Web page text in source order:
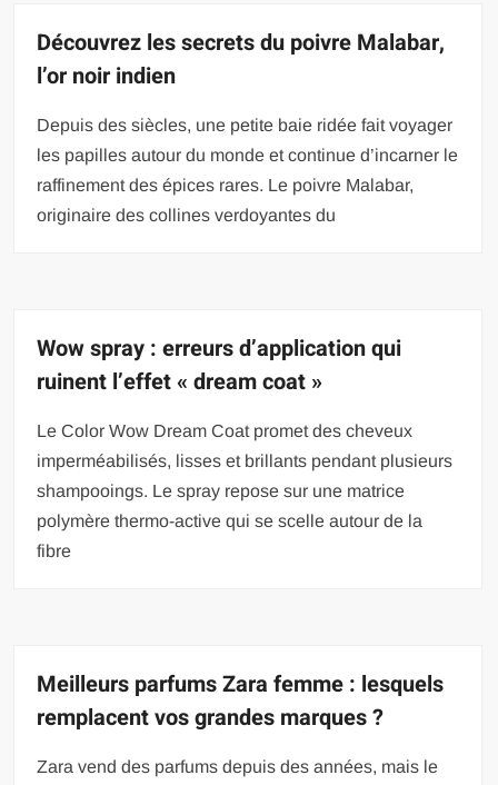
Découvrez les secrets du poivre Malabar,
l’or noir indien
Depuis des siècles, une petite baie ridée fait voyager
les papilles autour du monde et continue d’incarner le
raffinement des épices rares. Le poivre Malabar,
originaire des collines verdoyantes du
Wow spray : erreurs d’application qui
ruinent l’effet « dream coat »
Le Color Wow Dream Coat promet des cheveux
imperméabilisés, lisses et brillants pendant plusieurs
shampooings. Le spray repose sur une matrice
polymère thermo-active qui se scelle autour de la
fibre
Meilleurs parfums Zara femme : lesquels
remplacent vos grandes marques ?
Zara vend des parfums depuis des années, mais le